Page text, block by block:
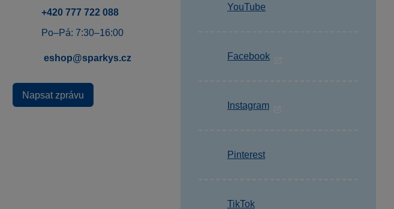
+420 777 722 088
Po–Pá: 7:30–16:00
eshop@sparkys.cz
Napsat zprávu
YouTube
Facebook
Instagram
Pinterest
TikTok